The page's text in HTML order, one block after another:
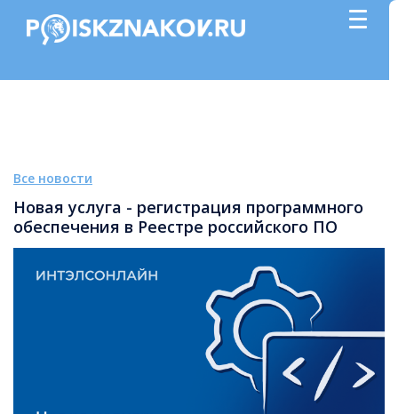
Все новости
Новая услуга - регистрация программного
обеспечения в Реестре российского ПО